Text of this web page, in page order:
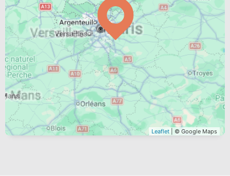
Leaflet | © Google Maps